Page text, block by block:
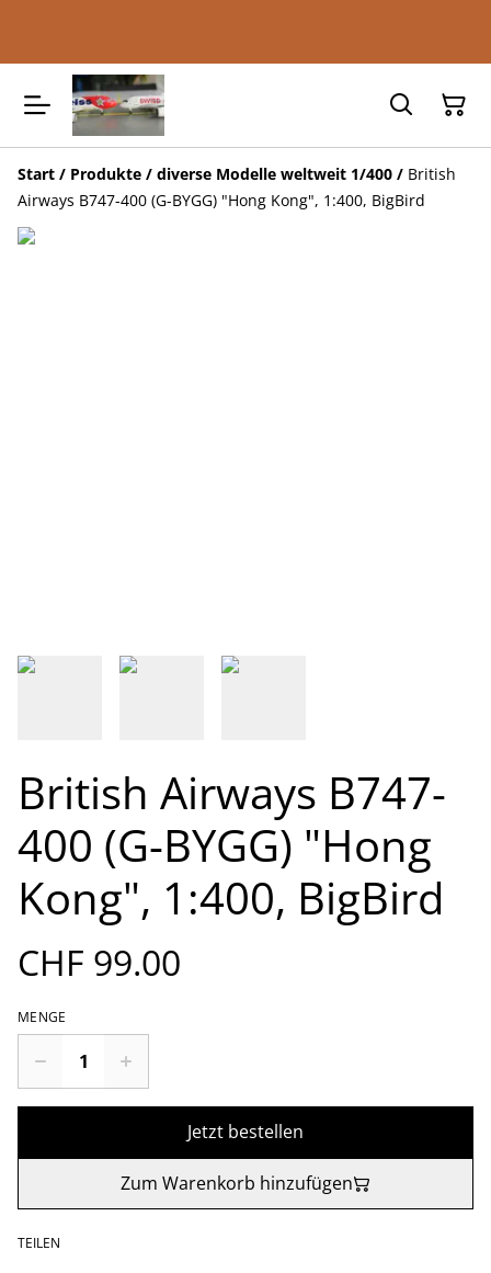
Start / Produkte / diverse Modelle weltweit 1/400 / British
Airways B747-400 (G-BYGG) "Hong Kong", 1:400, BigBird
British Airways B747-
400 (G-BYGG) "Hong
Kong", 1:400, BigBird
CHF 99.00
MENGE
Jetzt bestellen
Zum Warenkorb hinzufügen
TEILEN